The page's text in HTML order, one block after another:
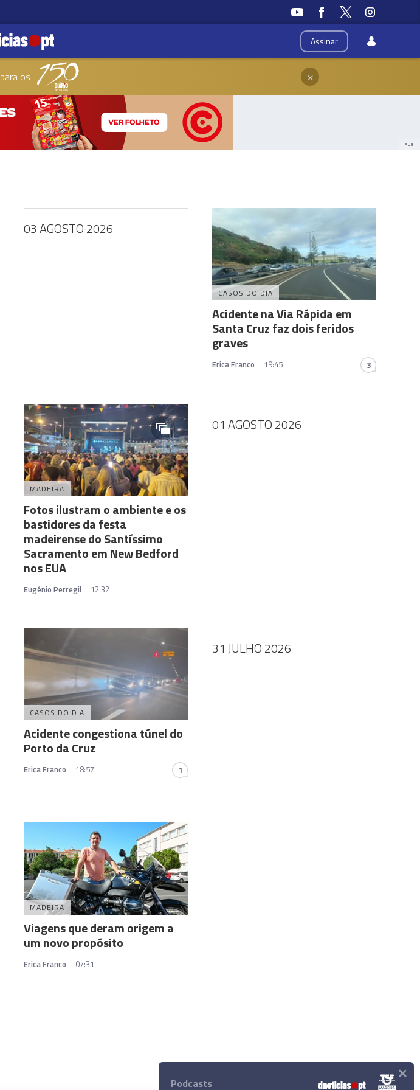
Assinar
para os ×
PUB
03 AGOSTO 2026
CASOS DO DIA
Acidente na Via Rápida em
Santa Cruz faz dois feridos
graves
Erica Franco 19:45 3
MADEIRA
Fotos ilustram o ambiente e os
bastidores da festa
madeirense do Santíssimo
Sacramento em New Bedford
nos EUA
Eugénio Perregil 12:32
01 AGOSTO 2026
CASOS DO DIA
Acidente congestiona túnel do
Porto da Cruz
Erica Franco 18:57 1
31 JULHO 2026
MADEIRA
Viagens que deram origem a
um novo propósito
Erica Franco 07:31
Podcasts ×